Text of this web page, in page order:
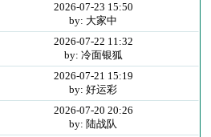
2026-07-23 15:50
by: 大家中
2026-07-22 11:32
by: 冷面银狐
2026-07-21 15:19
by: 好运彩
2026-07-20 20:26
by: 陆战队